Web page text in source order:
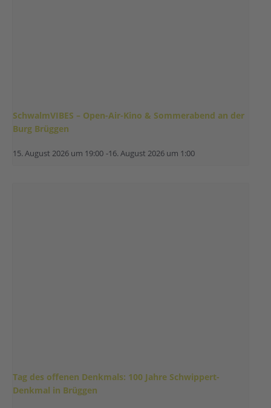
SchwalmVIBES – Open-Air-Kino & Sommerabend an der
Burg Brüggen
15. August 2026 um 19:00 -16. August 2026 um 1:00
Tag des offenen Denkmals: 100 Jahre Schwippert-
Denkmal in Brüggen